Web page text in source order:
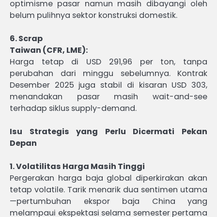
optimisme pasar namun masih dibayangi oleh
belum pulihnya sektor konstruksi domestik.
6. Scrap
Taiwan (CFR, LME):
Harga tetap di USD 291,96 per ton, tanpa
perubahan dari minggu sebelumnya. Kontrak
Desember 2025 juga stabil di kisaran USD 303,
menandakan pasar masih wait-and-see
terhadap siklus supply-demand.
Isu Strategis yang Perlu Dicermati Pekan
Depan
1. Volatilitas Harga Masih Tinggi
Pergerakan harga baja global diperkirakan akan
tetap volatile. Tarik menarik dua sentimen utama
—pertumbuhan ekspor baja China yang
melampaui ekspektasi selama semester pertama